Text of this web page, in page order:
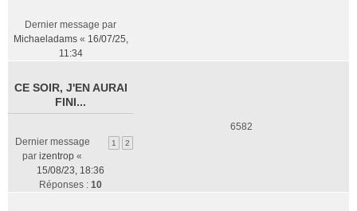
Dernier message par
Michaeladams« 16/07/25,
11:34
CE SOIR, J'EN AURAI
FINI...
1 2
Dernier message
par izentrop «
15/08/23, 18:36
Réponses : 10
6582